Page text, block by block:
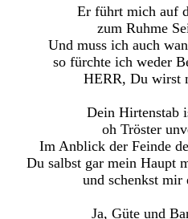
Er führt mich auf
zum Ruhme
Und muss ich auch
so fürchte ich weder
HERR, Du wirst
Dein Hirtenstab
oh Tröster
Im Anblick der Feinde
Du salbst gar mein Haupt
und schenkst
Ja, Güte und